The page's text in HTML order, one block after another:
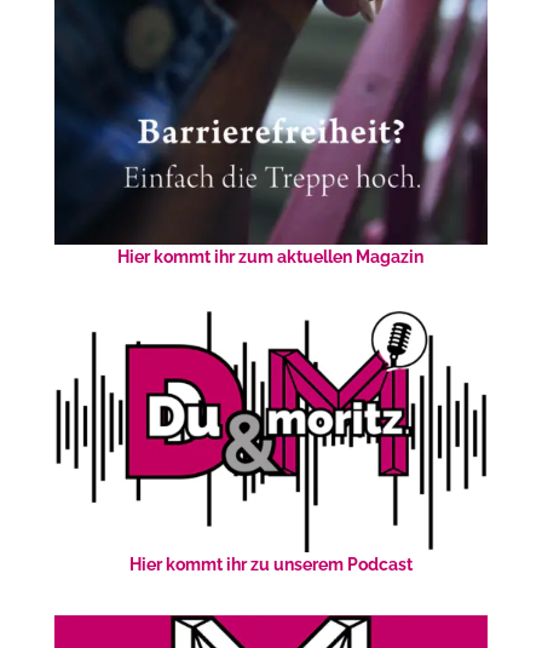
Hier kommt ihr zum aktuellen Magazin
Hier kommt ihr zu unserem Podcast